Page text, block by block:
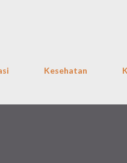
Kesehatan